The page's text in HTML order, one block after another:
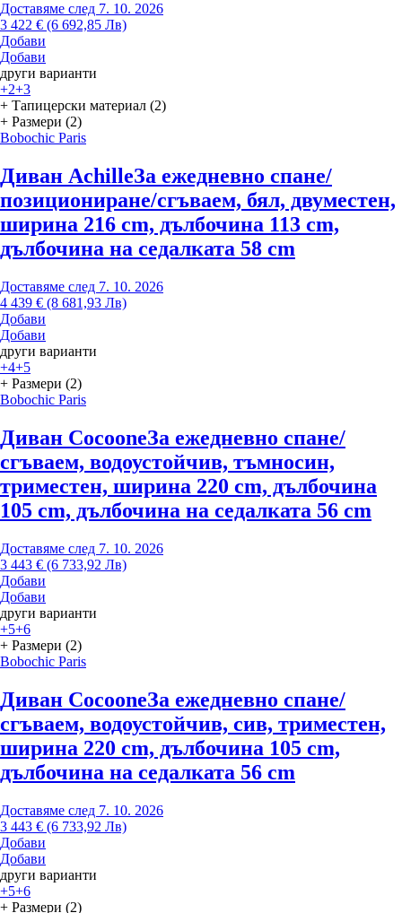
Доставяме след 7. 10. 2026
3 422 € (6 692,85 Лв)
Добави
Добави
други варианти
+2+3
+ Тапицерски материал (2)
+ Размери (2)
Bobochic Paris
Диван AchilleЗа ежедневно спане/
позициониране/сгъваем, бял, двуместен,
ширина 216 cm, дълбочина 113 cm,
дълбочина на седалката 58 cm
Доставяме след 7. 10. 2026
4 439 € (8 681,93 Лв)
Добави
Добави
други варианти
+4+5
+ Размери (2)
Bobochic Paris
Диван CocooneЗа ежедневно спане/
сгъваем, водоустойчив, тъмносин,
триместен, ширина 220 cm, дълбочина
105 cm, дълбочина на седалката 56 cm
Доставяме след 7. 10. 2026
3 443 € (6 733,92 Лв)
Добави
Добави
други варианти
+5+6
+ Размери (2)
Bobochic Paris
Диван CocooneЗа ежедневно спане/
сгъваем, водоустойчив, сив, триместен,
ширина 220 cm, дълбочина 105 cm,
дълбочина на седалката 56 cm
Доставяме след 7. 10. 2026
3 443 € (6 733,92 Лв)
Добави
Добави
други варианти
+5+6
+ Размери (2)